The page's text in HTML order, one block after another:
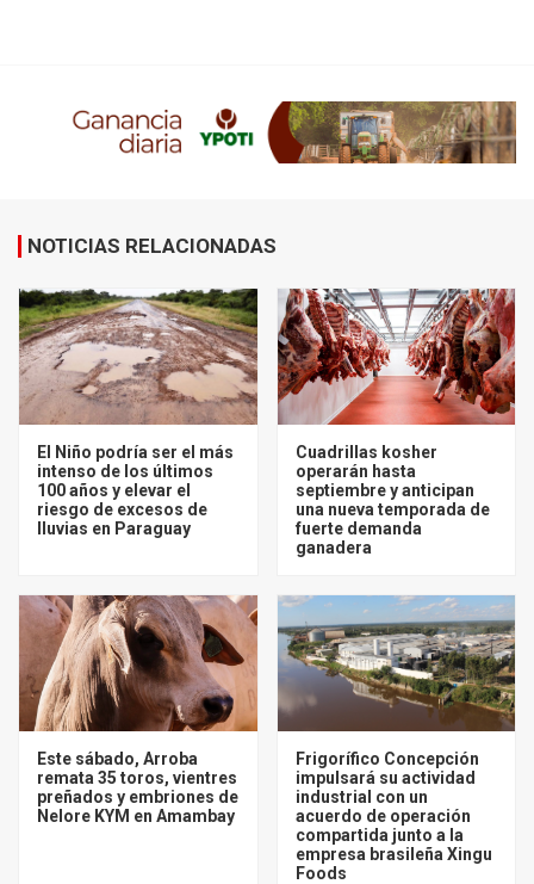
NOTICIAS RELACIONADAS
El Niño podría ser el más
intenso de los últimos
100 años y elevar el
riesgo de excesos de
lluvias en Paraguay
Cuadrillas kosher
operarán hasta
septiembre y anticipan
una nueva temporada de
fuerte demanda
ganadera
Este sábado, Arroba
remata 35 toros, vientres
preñados y embriones de
Nelore KYM en Amambay
Frigorífico Concepción
impulsará su actividad
industrial con un
acuerdo de operación
compartida junto a la
empresa brasileña Xingu
Foods